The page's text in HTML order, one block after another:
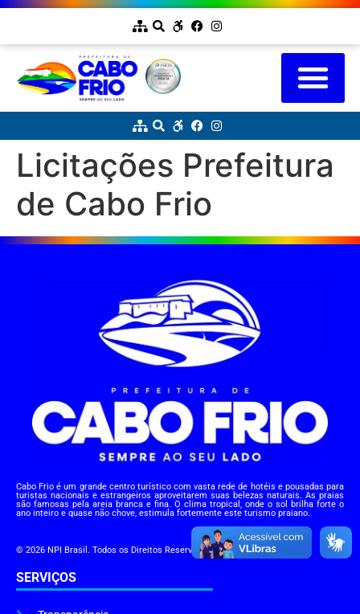
Licitações Prefeitura
de Cabo Frio
Cabo Frio é um grande centro turístico com vasta rede de hotéis e pousadas para
turistas nacionais e estrangeiros aproveitarem suas belezas naturais. As praias
são famosas pela areia branca e fina. O clima tropical, onde o sol brilha forte o
ano inteiro e quase não chove, estimula fortemente este turismo praiano.
© 2026 NPI Brasil. Todos os Direitos Reservados.
SERVIÇOS